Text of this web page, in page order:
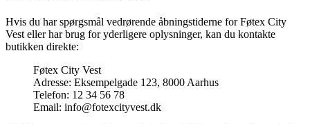
Hvis du har spørgsmål vedrørende åbningstiderne for Føtex City
Vest eller har brug for yderligere oplysninger, kan du kontakte
butikken direkte:
Føtex City Vest
Adresse: Eksempelgade 123, 8000 Aarhus
Telefon: 12 34 56 78
Email: info@fotexcityvest.dk